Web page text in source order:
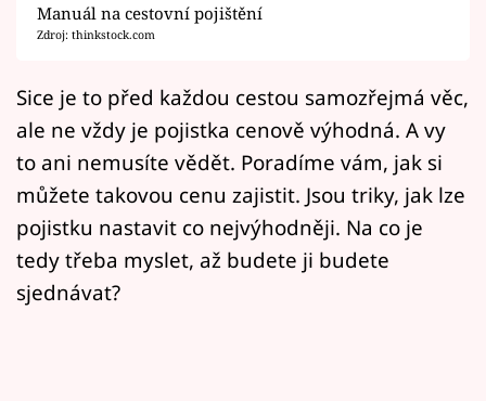
Pořady
Mámy sobě
Přihlášení
Sledujte nás
Manuál na cestovní pojištění
Zdroj: thinkstock.com
Sice je to před každou cestou samozřejmá věc,
ale ne vždy je pojistka cenově výhodná. A vy
to ani nemusíte vědět. Poradíme vám, jak si
můžete takovou cenu zajistit. Jsou triky, jak lze
pojistku nastavit co nejvýhodněji. Na co je
tedy třeba myslet, až budete ji budete
sjednávat?